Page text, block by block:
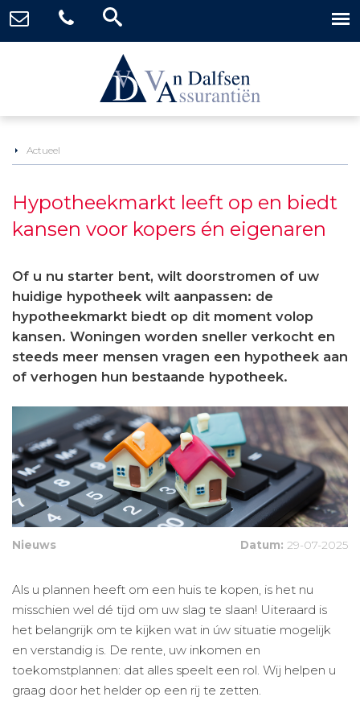
Actueel
Hypotheekmarkt leeft op en biedt
kansen voor kopers én eigenaren
Of u nu starter bent, wilt doorstromen of uw
huidige hypotheek wilt aanpassen: de
hypotheekmarkt biedt op dit moment volop
kansen. Woningen worden sneller verkocht en
steeds meer mensen vragen een hypotheek aan
of verhogen hun bestaande hypotheek.
Nieuws Datum: 29-07-2025
Als u plannen heeft om een huis te kopen, is het nu
misschien wel dé tijd om uw slag te slaan! Uiteraard is
het belangrijk om te kijken wat in úw situatie mogelijk
en verstandig is. De rente, uw inkomen en
toekomstplannen: dat alles speelt een rol. Wij helpen u
graag door het helder op een rij te zetten.